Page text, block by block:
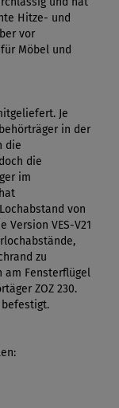
Hitze- und
vor
Möbel und
Je
in der
die
die
im
von
Version VES-V21
zu
am Fensterflügel
ZOZ 230.